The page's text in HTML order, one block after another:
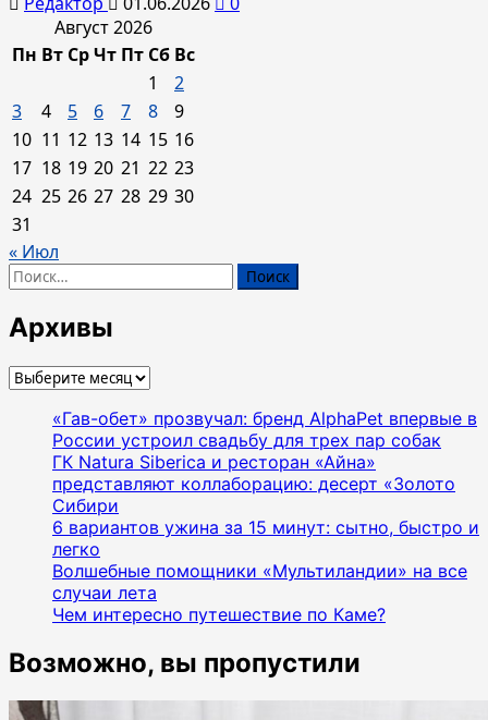
Август 2026
Пн Вт СрЧт Пт Сб Вс
1
2
3
4 5 6 7 8
9
10 11 12 13 14 15 16
17 18 19 20 21 22 23
24 25 26 27 28 29 30
31
« Июл
Найти:
Архивы
Архивы
«Гав-обет» прозвучал: бренд AlphaPet впервые в
России устроил свадьбу для трех пар собак
ГК Natura Siberica и ресторан «Айна»
представляют коллаборацию: десерт «Золото
Сибири
6 вариантов ужина за 15 минут: сытно, быстро и
легко
Волшебные помощники «Мультиландии» на все
случаи лета
Чем интересно путешествие по Каме?
Возможно, вы пропустили